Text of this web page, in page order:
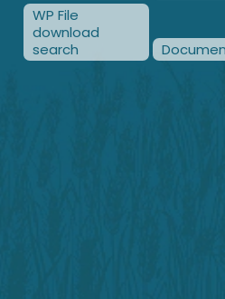
WP File
download
search